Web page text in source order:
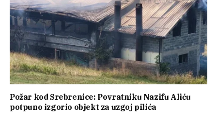
Požar kod Srebrenice: Povratniku Nazifu Aliću
potpuno izgorio objekt za uzgoj pilića